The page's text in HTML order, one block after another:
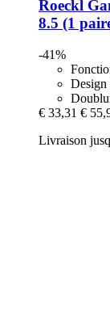
Roeckl
8.5 (1
-41%
Design
€ 33,31 €
Livraison